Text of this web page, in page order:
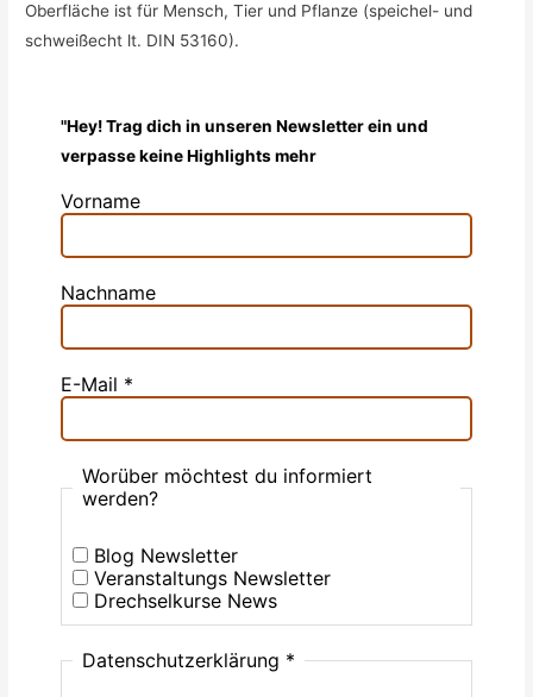
Oberfläche ist für Mensch, Tier und Pflanze (speichel- und
schweißecht lt. DIN 53160).
"Hey! Trag dich in unseren Newsletter ein und
verpasse keine Highlights mehr
Vorname
Nachname
E-Mail *
Worüber möchtest du informiert
werden?
Blog Newsletter
Veranstaltungs Newsletter
Drechselkurse News
Datenschutzerklärung *